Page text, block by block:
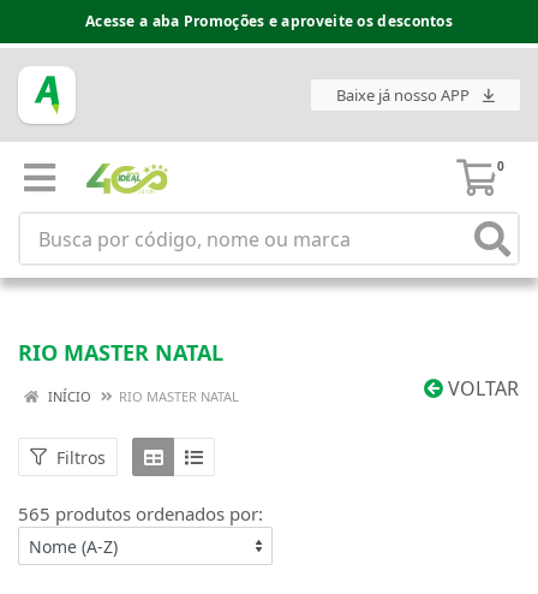
Espaço do Fornecedor disponível no acesso superior
Baixe já nosso APP
0
RIO MASTER NATAL
VOLTAR
INÍCIO RIO MASTER NATAL
Filtros
565 produtos ordenados por: